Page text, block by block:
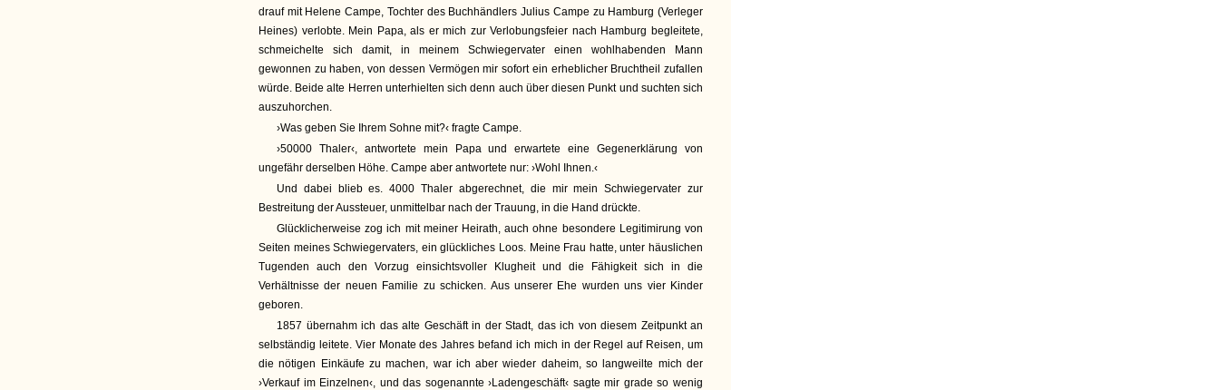
drauf mit Helene Campe, Tochter des Buchhändlers Julius Campe zu Hamburg (Verleger
Heines) verlobte. Mein Papa, als er mich zur Verlobungsfeier nach Hamburg begleitete,
schmeichelte sich damit, in meinem Schwiegervater einen wohlhabenden Mann
gewonnen zu haben, von dessen Vermögen mir sofort ein erheblicher Bruchtheil zufallen
würde. Beide alte Herren unterhielten sich denn auch über diesen Punkt und suchten sich
auszuhorchen.
›Was geben Sie Ihrem Sohne mit?‹ fragte Campe.
›50000 Thaler‹, antwortete mein Papa und erwartete eine Gegenerklärung von
ungefähr derselben Höhe. Campe aber antwortete nur: ›Wohl Ihnen.‹
Und dabei blieb es. 4000 Thaler abgerechnet, die mir mein Schwiegervater zur
Bestreitung der Aussteuer, unmittelbar nach der Trauung, in die Hand drückte.
Glücklicherweise zog ich mit meiner Heirath, auch ohne besondere Legitimirung von
Seiten meines Schwiegervaters, ein glückliches Loos. Meine Frau hatte, unter häuslichen
Tugenden auch den Vorzug einsichtsvoller Klugheit und die Fähigkeit sich in die
Verhältnisse der neuen Familie zu schicken. Aus unserer Ehe wurden uns vier Kinder
geboren.
1857 übernahm ich das alte Geschäft in der Stadt, das ich von diesem Zeitpunkt an
selbständig leitete. Vier Monate des Jahres befand ich mich in der Regel auf Reisen, um
die nötigen Einkäufe zu machen, war ich aber wieder daheim, so langweilte mich der
›Verkauf im Einzelnen‹, und das sogenannte ›Ladengeschäft‹ sagte mir grade so wenig